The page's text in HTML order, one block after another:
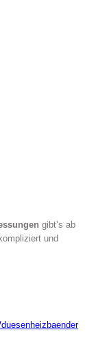
gibt’s ab
und